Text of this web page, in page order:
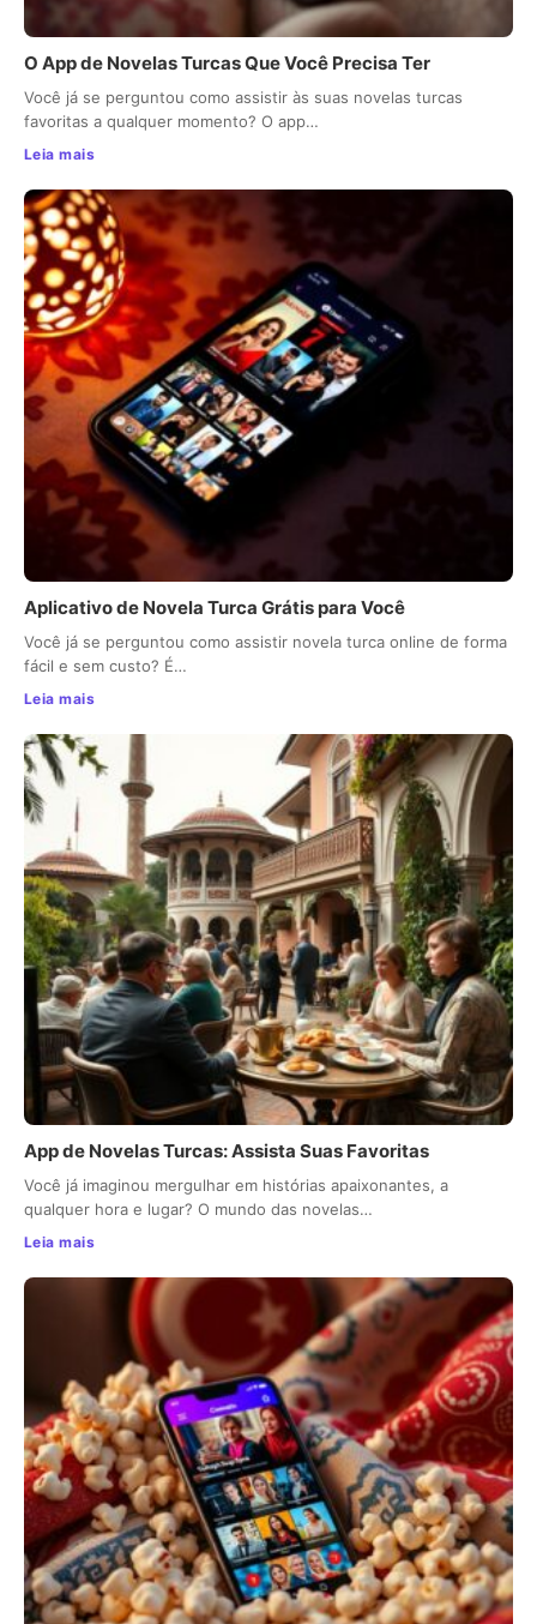
O App de Novelas Turcas Que Você Precisa Ter
Você já se perguntou como assistir às suas novelas turcas
favoritas a qualquer momento? O app…
Leia mais
Aplicativo de Novela Turca Grátis para Você
Você já se perguntou como assistir novela turca online de forma
fácil e sem custo? É…
Leia mais
App de Novelas Turcas: Assista Suas Favoritas
Você já imaginou mergulhar em histórias apaixonantes, a
qualquer hora e lugar? O mundo das novelas…
Leia mais